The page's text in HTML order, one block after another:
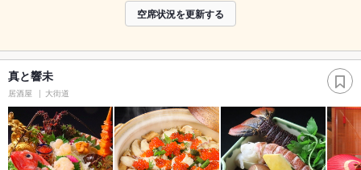
空席状況を更新する
真と響未
居酒屋 大街道